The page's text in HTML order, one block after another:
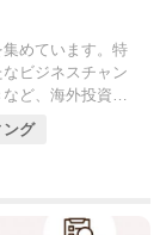
めています。特
ビジネスチャン
ど、海外投資家
心を寄せる背景
ための戦略を解
ング